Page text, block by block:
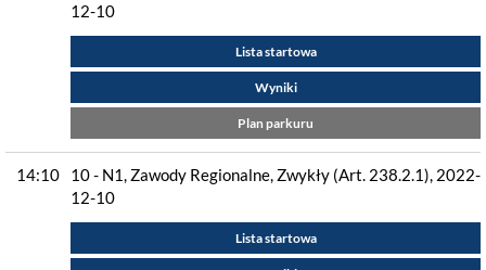
12-10
Lista startowa
Wyniki
Plan parkuru
14:10
10 - N1, Zawody Regionalne, Zwykły (Art. 238.2.1), 2022-
12-10
Lista startowa